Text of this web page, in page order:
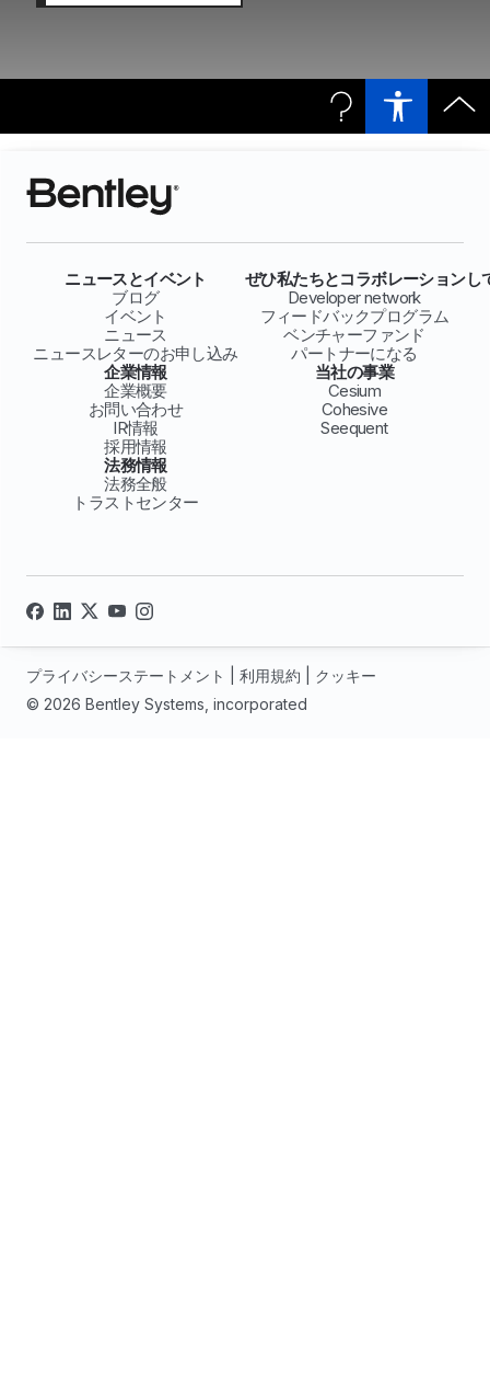
ニュースとイベント
ブログ
イベント
ニュース
ニュースレターのお申し込み
ぜひ私たちとコラボレーションし
Developer network
フィードバックプログラム
ベンチャーファンド
パートナーになる
企業情報
企業概要
お問い合わせ
IR情報
採用情報
当社の事業
Cesium
Cohesive
Seequent
法務情報
法務全般
トラストセンター
© 2026 Bentley Systems, incorporated
プライバシーステートメント 利用規約 クッキー